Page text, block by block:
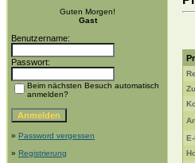
Guten Morgen!
Gast
Benutzername:
Passwort:
Beim nächsten Besuch automatisch
anmelden?
» Password vergessen
» Registrierung